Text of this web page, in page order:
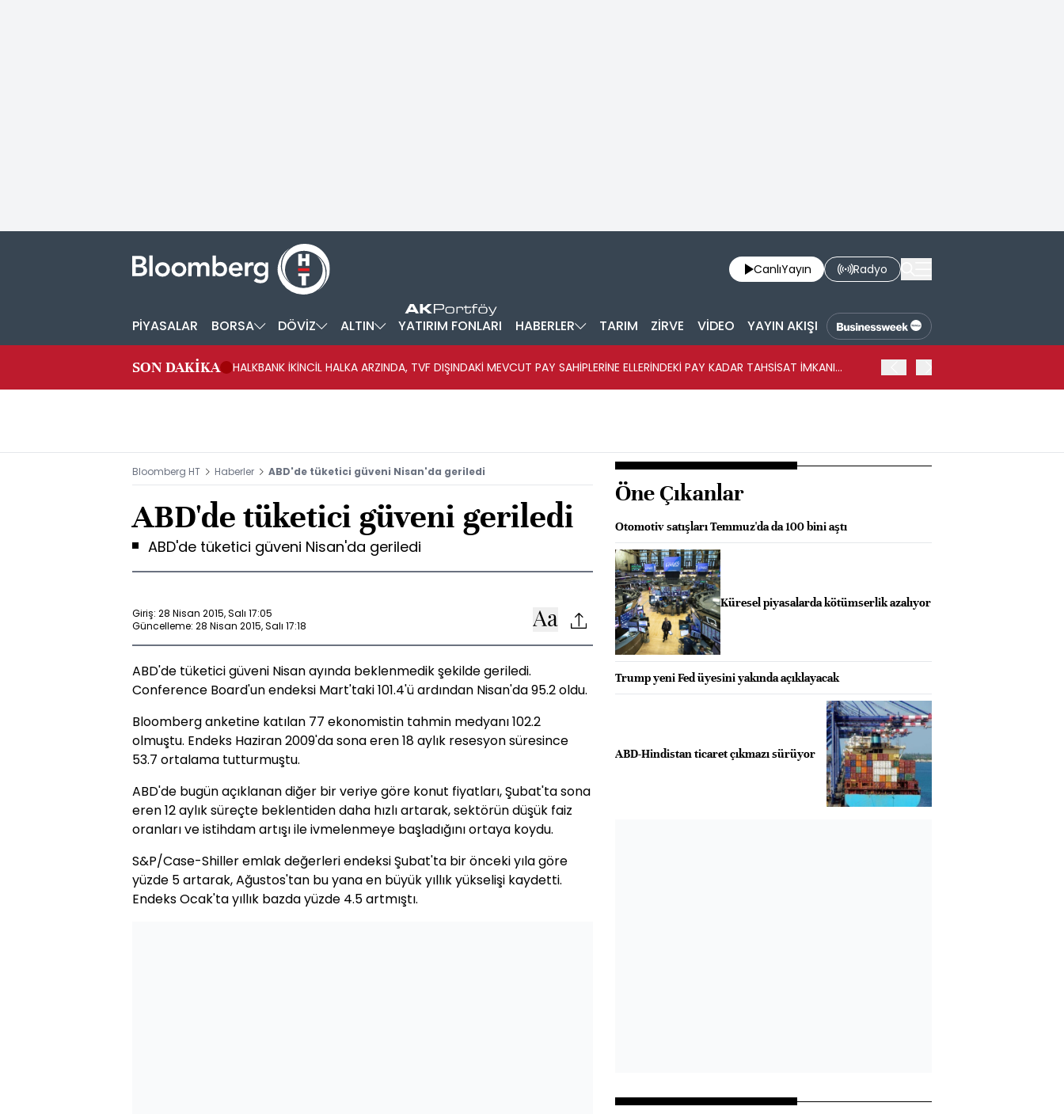
CanlıYayın Radyo
PİYASALAR BORSA DÖVİZ ALTIN YATIRIM FONLARI HABERLER TARIM ZİRVE VİDEO YAYIN AKIŞI
SON DAKİKA
HALKBANK İKİNCİL HALKA ARZINDA, TVF DIŞINDAKİ MEVCUT PAY SAHİPLERİNE ELLERİNDEKİ PAY KADAR TAHSİSAT İMKANI
Bloomberg HT Haberler ABD'de tüketici güveni Nisan'da geriledi
ABD'de tüketici güveni geriledi
ABD'de tüketici güveni Nisan'da geriledi
Giriş: 28 Nisan 2015, Salı 17:05
Güncelleme: 28 Nisan 2015, Salı 17:18
ABD'de tüketici güveni Nisan ayında beklenmedik şekilde geriledi.
Conference Board'un endeksi Mart'taki 101.4'ü ardından Nisan'da 95.2 oldu.
Bloomberg anketine katılan 77 ekonomistin tahmin medyanı 102.2
olmuştu. Endeks Haziran 2009'da sona eren 18 aylık resesyon süresince
53.7 ortalama tutturmuştu.
ABD'de bugün açıklanan diğer bir veriye göre konut fiyatları, Şubat'ta sona
eren 12 aylık süreçte beklentiden daha hızlı artarak, sektörün düşük faiz
oranları ve istihdam artışı ile ivmelenmeye başladığını ortaya koydu.
S&P/Case-Shilleremlak değerleri endeksi Şubat'ta bir önceki yıla göre
yüzde 5 artarak, Ağustos'tan bu yana en büyük yıllık yükselişi kaydetti.
Endeks Ocak'ta yıllık bazda yüzde 4.5 artmıştı.
Öne Çıkanlar
Otomotiv satışları Temmuz'da da 100 bini aştı
Küresel piyasalarda kötümserlik azalıyor
Trump yeni Fed üyesini yakında açıklayacak
ABD-Hindistan ticaret çıkmazı sürüyor